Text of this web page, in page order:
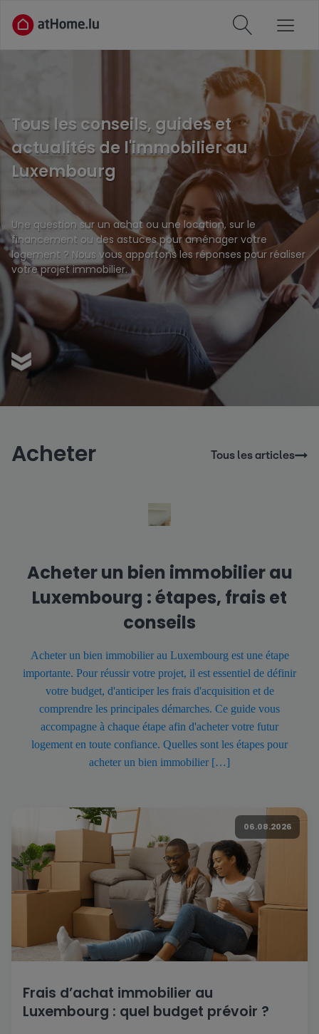
Tous les conseils, guides et
actualités de l'immobilier au
Luxembourg
Une question sur un achat ou une location, sur le
financement ou des astuces pour aménager votre
logement ? Nous vous apportons les réponses pour réaliser
votre projet immobilier.
Acheter Tous les articles
Acheter un bien immobilier au
Luxembourg : étapes, frais et
conseils
Acheter un bien immobilier au Luxembourg est une étape
importante. Pour réussir votre projet, il est essentiel de définir
votre budget, d'anticiper les frais d'acquisition et de
comprendre les principales démarches. Ce guide vous
accompagne à chaque étape afin d'acheter votre futur
logement en toute confiance. Quelles sont les étapes pour
acheter un bien immobilier […]
06.08.2026
Frais d’achat immobilier au
Luxembourg : quel budget prévoir ?